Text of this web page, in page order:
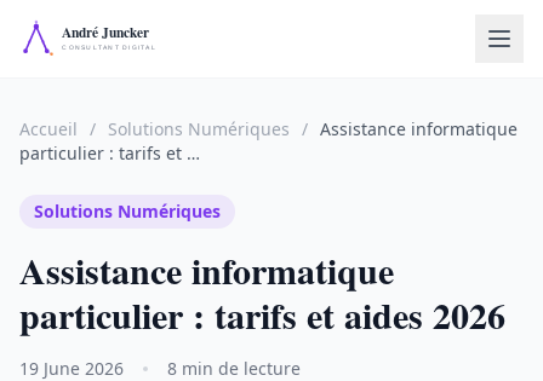
Accueil / Solutions Numériques / Assistance informatique
particulier : tarifs et …
Solutions Numériques
Assistance informatique
particulier : tarifs et aides 2026
19 June 2026 8 min de lecture